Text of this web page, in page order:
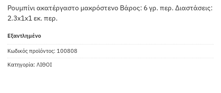
Ρουμπίνι ακατέργαστο μακρόστενο Βάρος: 6 γρ. περ. Διαστάσεις:
2.3x1x1 εκ. περ.
Εξαντλημένο
Κωδικός προϊόντος: 100808
Κατηγορία: ΛΙΘΟΙ